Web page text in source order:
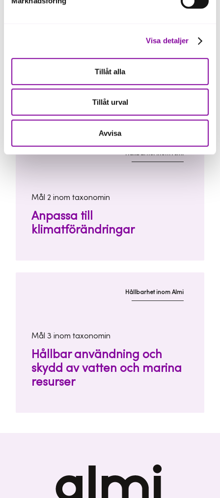
Visa detaljer
Tillåt alla
Tillåt urval
Avvisa
Mål 1 inom taxonomin
Begränsning av
klimatförändringar
Hållbarhet inom Almi
Mål 2 inom taxonomin
Anpassa till
klimatförändringar
Hållbarhet inom Almi
Mål 3 inom taxonomin
Hållbar användning och
skydd av vatten och marina
resurser